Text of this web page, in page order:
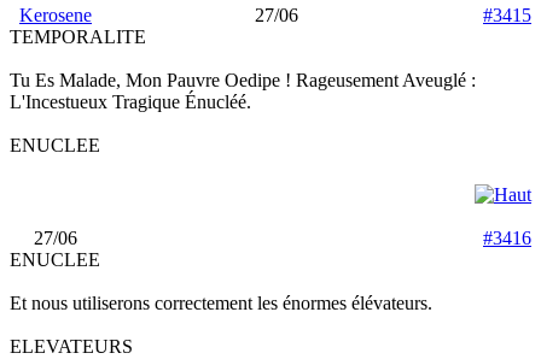
Kerosene 27/06
#3415
TEMPORALITE
Tu Es Malade, Mon Pauvre Oedipe ! Rageusement Aveuglé :
L'Incestueux Tragique Énucléé.
ENUCLEE
27/06
#3416
ENUCLEE
Et nous utiliserons correctement les énormes élévateurs.
ELEVATEURS